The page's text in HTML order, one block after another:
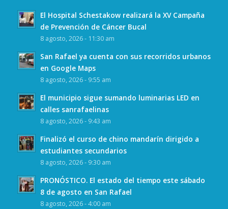
El Hospital Schestakow realizará la XV Campaña
de Prevención de Cáncer Bucal
8 agosto, 2026 - 11:30 am
San Rafael ya cuenta con sus recorridos urbanos
en Google Maps
8 agosto, 2026 - 9:55 am
El municipio sigue sumando luminarias LED en
calles sanrafaelinas
8 agosto, 2026 - 9:43 am
Finalizó el curso de chino mandarín dirigido a
estudiantes secundarios
8 agosto, 2026 - 9:30 am
PRONÓSTICO. El estado del tiempo este sábado
8 de agosto en San Rafael
8 agosto, 2026 - 4:00 am